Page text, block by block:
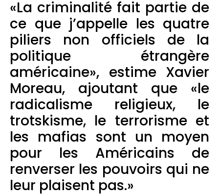
«La criminalité fait partie de
ce que j’appelle les quatre
piliers non officiels de la
politique étrangère
américaine», estime Xavier
Moreau, ajoutant que «le
radicalisme religieux, le
trotskisme, le terrorisme et
les mafias sont un moyen
pour les Américains de
renverser les pouvoirs qui ne
leur plaisent pas.»